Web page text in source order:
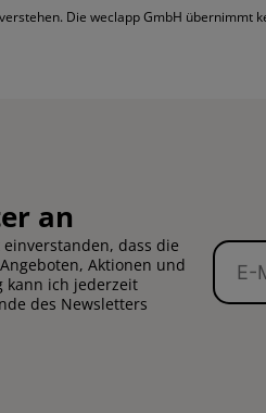
Die weclapp GmbH übernimmt
an
dass die
Aktionen und
kann ich jederzeit
des Newsletters
E-
Mail